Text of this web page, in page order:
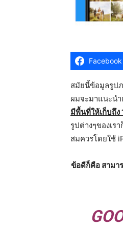
Facebook
สมัยนี้ข้อมูลรูปภ
ผมจะมาแนะน
มีพื้นที่ให้เก็บถึง
รูปต่างๆของเร
สมควรโดยใช้
ข้อดีก็คือ สามา